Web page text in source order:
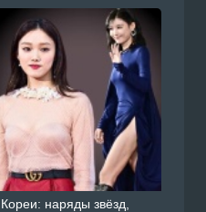
наряды звёзд,